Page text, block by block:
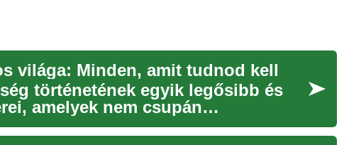
világa: Minden, amit tudnod kell
történetének egyik legősibb és
amelyek nem csupán